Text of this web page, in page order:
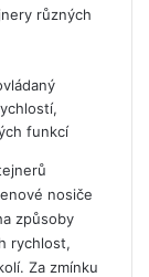
různých
funkcí
nosiče
způsoby
rychlost,
Za zmínku